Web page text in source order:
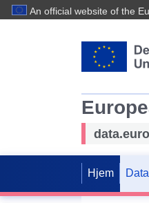
An official website of the
Hjem Data